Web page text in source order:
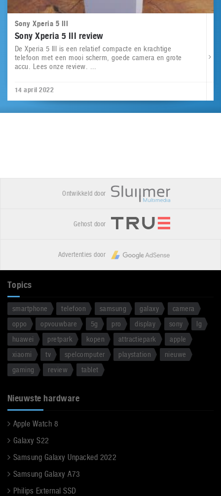
Sony Xperia 5 III
Sony Xperia 5 III review
De Xperia 5 III is een relatief compacte en krachtige
telefoon met een mooi scherm, goede camera en grote
accu. Lees onze review. ...
14 april 2022
Ontwikkeld door
Gehost door
Advertenties door
Topics
smartphone telefoon samsung galaxy
camera
oppo
opvouwbare 5g pro display sony
lg
huawei
pretpark kopen attractiepark
apple
xiaomi
tv spelcomputer playstation
nieuwe
gaming
review tablet
Nieuwste hardware
Apple Watch 8
Galaxy S22
Samsung Galaxy Unpacked 2022
Samsung Galaxy A73
Philips External SSD